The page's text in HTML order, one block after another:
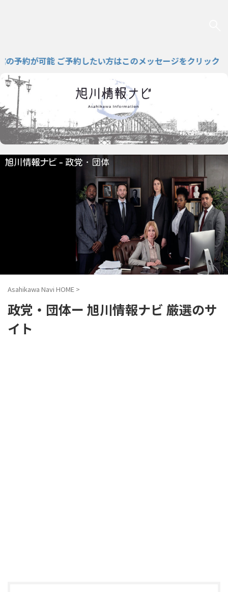
が可能 ご予約したい方はこのメッセージをクリック
Asahikawa Navi HOME >
政党・団体ー 旭川情報ナビ 厳選のサ
イト